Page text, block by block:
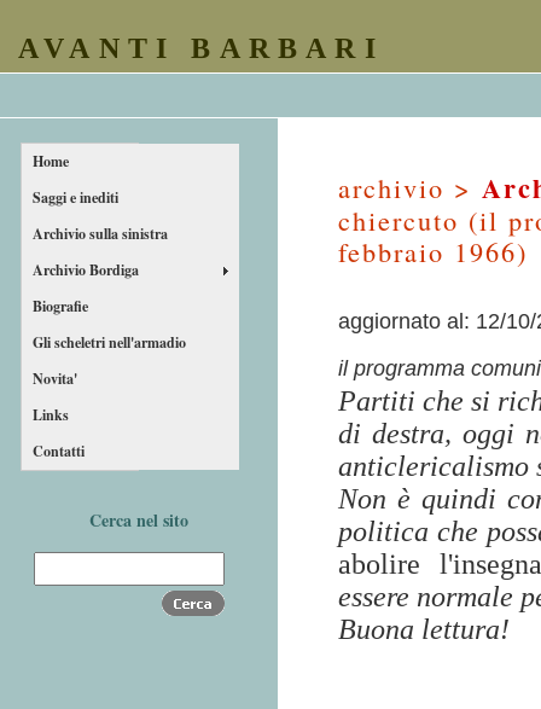
AVANTI BARBARI
Home
Saggi e inediti
Archivio sulla sinistra
Archivio Bordiga
Biografie
Gli scheletri nell'armadio
Novita'
Links
Contatti
Cerca nel sito
archivio >
chiercuto (il
febbraio 1966)
aggiornato al: 12/10/
il programma
Partiti che si
di destra, oggi
anticlericalismo
Non è quindi
politica che
abolire
essere normale
Buona lettura!